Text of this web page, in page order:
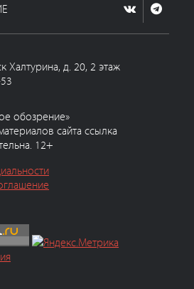
Халтурина, д. 20, 2 этаж
обозрение»
сайта ссылка
12+